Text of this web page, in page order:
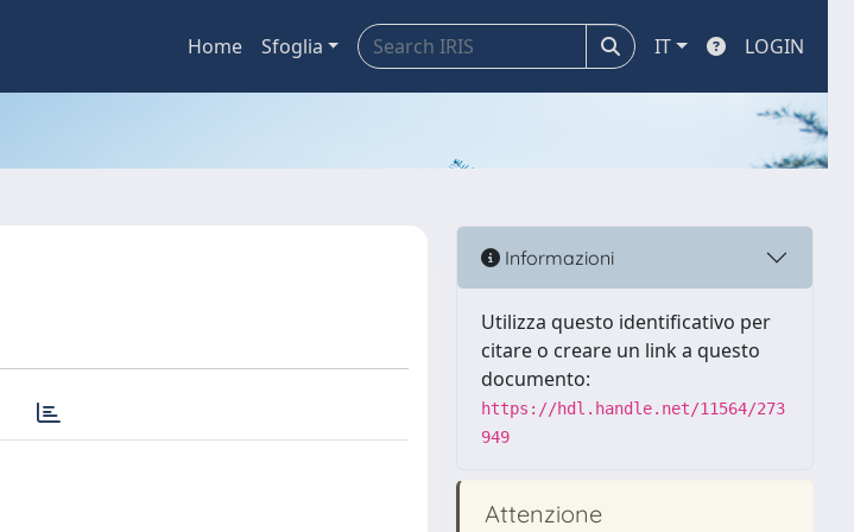
Home Sfoglia IT LOGIN
Informazioni
Utilizza questo identificativo per
citare o creare un link a questo
documento:
https://hdl.handle.net/11564/273
949
Attenzione